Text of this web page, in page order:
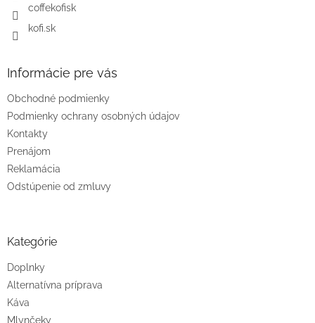
coffekofisk
kofi.sk
Informácie pre vás
Obchodné podmienky
Podmienky ochrany osobných údajov
Kontakty
Prenájom
Reklamácia
Odstúpenie od zmluvy
Kategórie
Doplnky
Alternatívna príprava
Káva
Mlynčeky